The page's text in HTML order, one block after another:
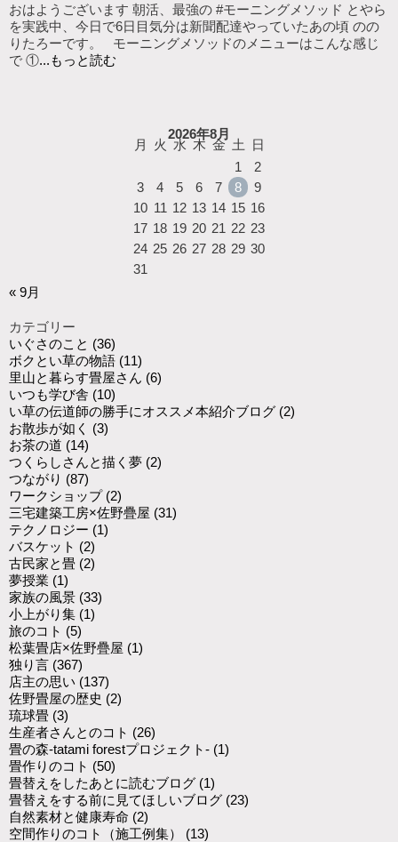
おはようございます 朝活、最強の #モーニングメソッド とやら
を実践中、今日で6日目気分は新聞配達やっていたあの頃 のの
りたろーです。 モーニングメソッドのメニューはこんな感じ
で ①...もっと読む
2026年8月
月 火 水 木 金 土
日
1
2
3
4 5 6 7 8
9
10 11 12 13 14 15 16
17 18 19 20 21 22 23
24 25 26 27 28 29 30
31
« 9月
カテゴリー
いぐさのこと (36)
ボクとい草の物語 (11)
里山と暮らす畳屋さん (6)
いつも学び舎 (10)
い草の伝道師の勝手にオススメ本紹介ブログ (2)
お散歩が如く (3)
お茶の道 (14)
つくらしさんと描く夢 (2)
つながり (87)
ワークショップ (2)
三宅建築工房×佐野疊屋 (31)
テクノロジー (1)
バスケット (2)
古民家と畳 (2)
夢授業 (1)
家族の風景 (33)
小上がり集 (1)
旅のコト (5)
松葉畳店×佐野疊屋 (1)
独り言 (367)
店主の思い (137)
佐野畳屋の歴史 (2)
琉球畳 (3)
生産者さんとのコト (26)
畳の森-tatami forestプロジェクト- (1)
畳作りのコト (50)
畳替えをしたあとに読むブログ (1)
畳替えをする前に見てほしいブログ (23)
自然素材と健康寿命 (2)
空間作りのコト（施工例集） (13)